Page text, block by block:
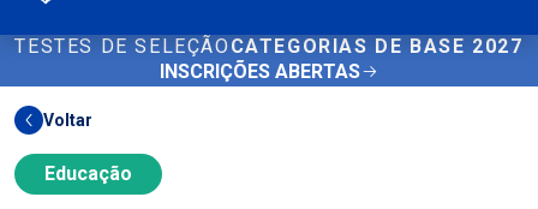
TESTES DE SELEÇÃO CATEGORIAS DE BASE 2027
INSCRIÇÕES ABERTAS
Voltar
Educação